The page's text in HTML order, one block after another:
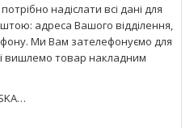
надіслати всі дані для
адреса Вашого відділення,
Ми Вам зателефонуємо для
вишлемо товар накладним